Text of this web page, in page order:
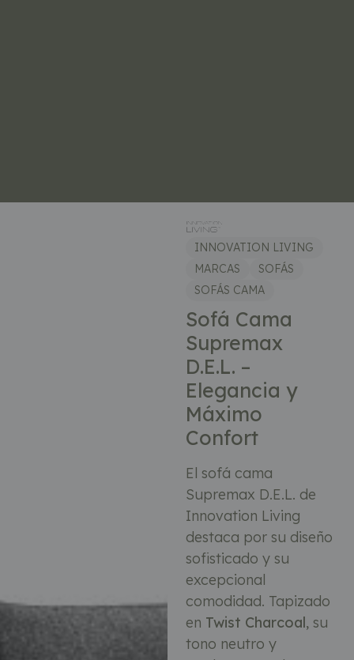
INNOVATION LIVING
MARCAS
SOFÁS
SOFÁS CAMA
Sofá Cama
Supremax
D.E.L. –
Elegancia y
Máximo
Confort
El sofá cama
Supremax D.E.L. de
Innovation Living
destaca por su diseño
sofisticado y su
excepcional
comodidad. Tapizado
en Twist Charcoal, su
tono neutro y